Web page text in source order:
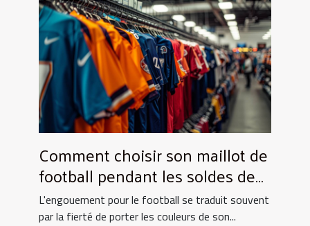
Comment choisir son maillot de
football pendant les soldes de
grande envergure
L'engouement pour le football se traduit souvent
par la fierté de porter les couleurs de son...